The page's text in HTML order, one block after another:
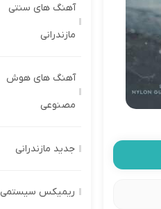
آهنگ های سنتی
مازندرانی
آهنگ های هوش
مصنوعی
جدید مازندرانی
ریمیکس سیستمی